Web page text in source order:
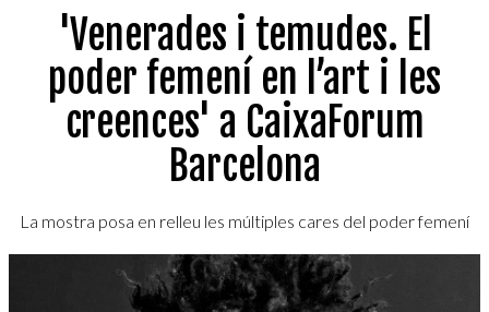
'Venerades i temudes. El
poder femení en l’art i les
creences' a CaixaForum
Barcelona
La mostra posa en relleu les múltiples cares del poder femení